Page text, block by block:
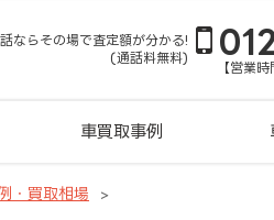
ならその場で査定額が分かる!
(通話料無料)
【営業
車買取事例
・買取相場